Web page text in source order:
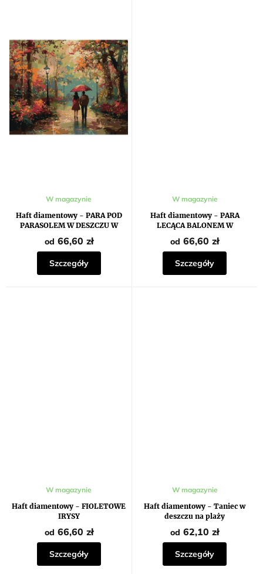
Haft diamentowy - PARA POD
PARASOLEM W DESZCZU W
W magazynie
od 66,60 zł
Szczegóły
Haft diamentowy - PARA
LECĄCA BALONEM W
W magazynie
od 66,60 zł
Szczegóły
Haft diamentowy - FIOLETOWE
IRYSY
W magazynie
od 66,60 zł
Szczegóły
Haft diamentowy - Taniec w
deszczu na plaży
W magazynie
od 62,10 zł
Szczegóły